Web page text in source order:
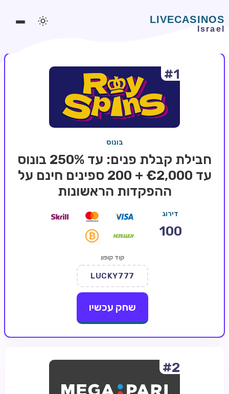
משחקים אונליין
משחקים חינמיים
בלאקג'ק אונליין
בונוסים בקזינו אונליין
בלוג וחדשות
#1
בונוס
חבילת קבלת פנים: עד 250% בונוס
עד €2,000 + 200 ספינים חינם על
ההפקדות הראשונות
דירוג
100
קוד קופון
LUCKY777
שחק עכשיו
#2